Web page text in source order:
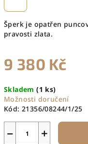
Šperk je opatřen
pravosti zlata.
9 380 Kč
cena:
Skladem(1 ks)
Možnosti doručení
Kód: 21356/08244/1/25
+
−